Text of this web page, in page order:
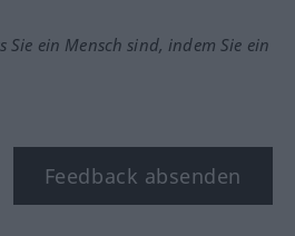
Sie ein Mensch sind, indem Sie ein
Feedback absenden